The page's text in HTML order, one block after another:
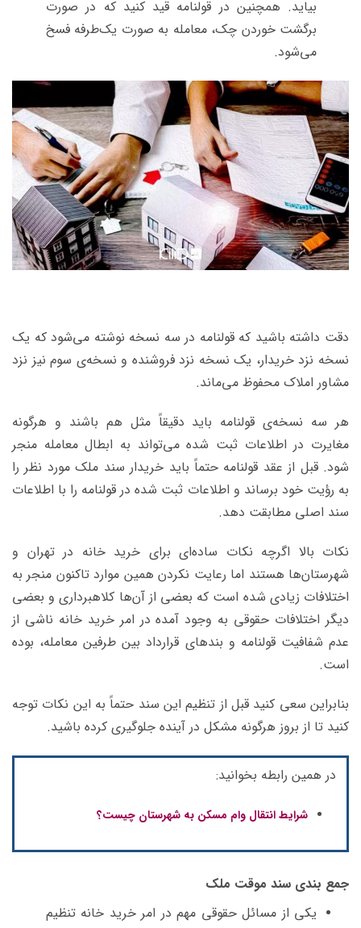
بیاید. همچنین در قولنامه قید کنید که در صورت
برگشت خوردن چک، معامله به صورت یک‌طرفه فسخ
می‌شود.
دقت داشته باشید که قولنامه در سه نسخه نوشته می‌شود که یک
نسخه نزد خریدار، یک نسخه نزد فروشنده و نسخه‌ی سوم نیز نزد
مشاور املاک محفوظ می‌ماند.
هر سه نسخه‌ی قولنامه باید دقیقاً مثل هم باشند و هرگونه
مغایرت در اطلاعات ثبت شده می‌تواند به ابطال معامله منجر
شود. قبل از عقد قولنامه حتماً باید خریدار سند ملک مورد نظر را
به رؤیت خود برساند و اطلاعات ثبت شده در قولنامه را با اطلاعات
سند اصلی مطابقت دهد.
نکات بالا اگرچه نکات ساده‌ای برای خرید خانه در تهران و
شهرستان‌ها هستند اما رعایت نکردن همین موارد تاکنون منجر به
اختلافات زیادی شده است که بعضی از آن‌ها کلاهبرداری و بعضی
دیگر اختلافات حقوقی به وجود آمده در امر خرید خانه ناشی از
عدم شفافیت قولنامه و بندهای قرارداد بین طرفین معامله، بوده
است.
بنابراین سعی کنید قبل از تنظیم این سند حتماً به این نکات توجه
کنید تا از بروز هرگونه مشکل در آینده جلوگیری کرده باشید.
در همین رابطه بخوانید:
شرایط انتقال وام مسکن به شهرستان چیست؟
جمع بندی سند موقت ملک
یکی از مسائل حقوقی مهم در امر خرید خانه تنظیم